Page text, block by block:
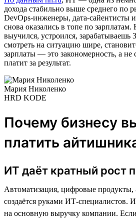
дохода стабильно выше среднего по
DevOps-инженеры, дата-сайентисты
снова оказались в топе по зарплатам.
выучился, устроился, зарабатываешь
смотреть на ситуацию шире,
зарплаты — это закономерность, а не
платит за результат.
Мария Николенко
HRD KODE
Почему бизнесу
платить
ИТ даёт кратный рост
Автоматизация, цифровые
создаётся руками ИТ-специалистов.
на основную выручку компании.